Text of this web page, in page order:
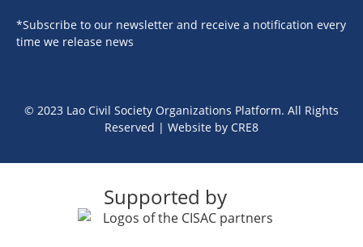
*Subscribe to our newsletter and receive a notification every
time we release news
© 2023 Lao Civil Society Organizations Platform. All Rights
Reserved | Website by CRE8
Supported by